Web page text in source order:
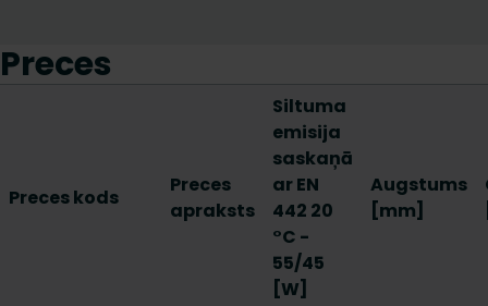
Preces
Preces kods
Preces
apraksts
Siltuma
emisija
saskaņā
ar EN
442 20
°C -
55/45
[W]
Augstums
[mm]